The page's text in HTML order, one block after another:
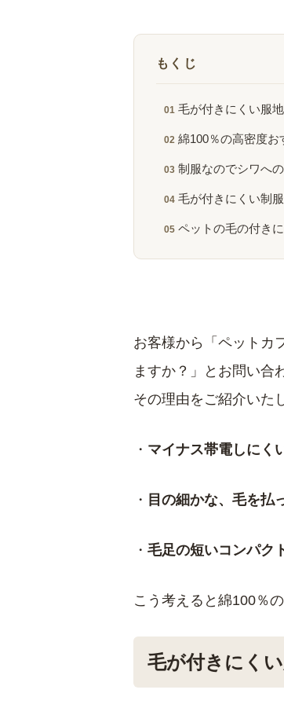
もくじ
毛が付きにくい服
綿100％の高密度お
制服なのでシワへ
毛が付きにくい制
ペットの毛の付き
お客様から「ペットカ
ますか？」とお問い合
その理由をご紹介いた
・ マイナス帯電しにく
・ 目の細かな、毛を払
・ 毛足の短いコンパク
こう考えると綿100％
毛が付きにく